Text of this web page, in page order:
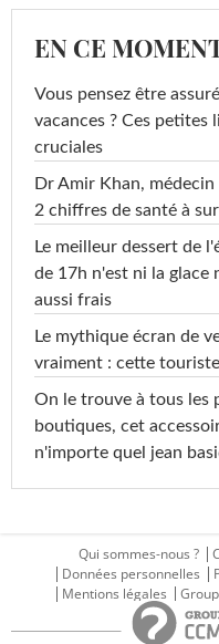
EN CE
Vous pensez être
vacances ? Ces
cruciales
Dr Amir Khan, médecin
2 chiffres de santé à
Le meilleur dessert de
de 17h n'est ni la
aussi frais
Le mythique écran de
vraiment : cette
On le trouve à tous les
boutiques, cet
n'importe quel jean
Qui sommes-nous ?
Données personnelles
Mentions légales